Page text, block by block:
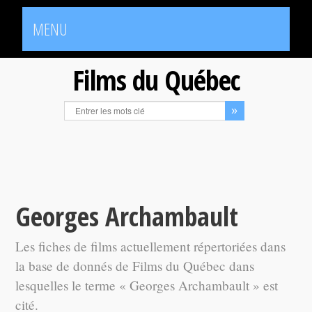
MENU
Films du Québec
Georges Archambault
Les fiches de films actuellement répertoriées dans
la base de donnés de Films du Québec dans
lesquelles le terme « Georges Archambault » est
cité.